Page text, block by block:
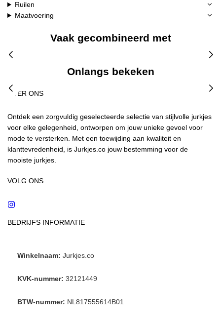
Ruilen
Maatvoering
Vaak gecombineerd met
Onlangs bekeken
OVER ONS
Ontdek een zorgvuldig geselecteerde selectie van stijlvolle jurkjes
voor elke gelegenheid, ontworpen om jouw unieke gevoel voor
mode te versterken. Met een toewijding aan kwaliteit en
klanttevredenheid, is Jurkjes.co jouw bestemming voor de
mooiste jurkjes.
VOLG ONS
BEDRIJFS INFORMATIE
Winkelnaam: Jurkjes.co
KVK-nummer: 32121449
BTW-nummer: NL817555614B01